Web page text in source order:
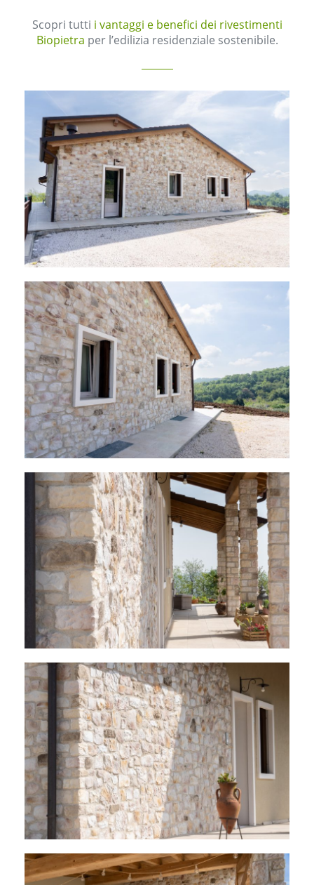
Scopri tutti i vantaggi e benefici dei rivestimenti
Biopietra per l’edilizia residenziale sostenibile.